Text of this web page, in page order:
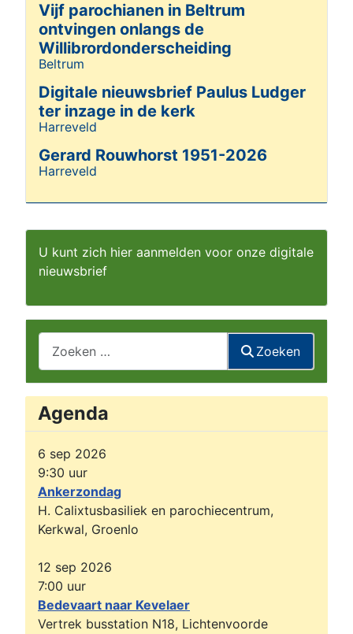
U kunt zich hier aanmelden voor onze digitale
nieuwsbrief
Zoeken
Agenda
6 sep 2026
9:30 uur
Ankerzondag
H. Calixtusbasiliek en parochiecentrum,
Kerkwal, Groenlo
12 sep 2026
7:00 uur
Bedevaart naar Kevelaer
Vertrek busstation N18, Lichtenvoorde
Vijf parochianen in Beltrum
ontvingen onlangs de
Willibrordonderscheiding
Details
Beltrum
Digitale nieuwsbrief Paulus Ludger
ter inzage in de kerk
Details
Harreveld
Gerard Rouwhorst 1951-2026
Details
Harreveld